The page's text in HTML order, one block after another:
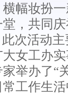
横幅妆扮
堂，共同
活动主
大女工办
家举办了“
常工作生